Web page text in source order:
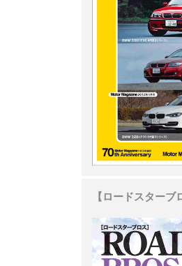
【ロードスター